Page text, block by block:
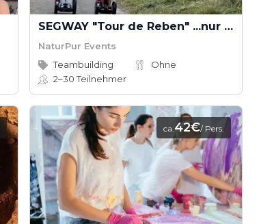
SEGWAY "Tour de Reben" ...nur in/bei Baden-Baden
NaturPur Events
Teambuilding
Ohne
2–30Teilnehmer
ca.42€/ Pers.